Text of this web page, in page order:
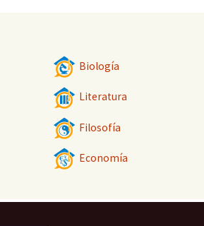
Biología
Literatura
Filosofía
Economía